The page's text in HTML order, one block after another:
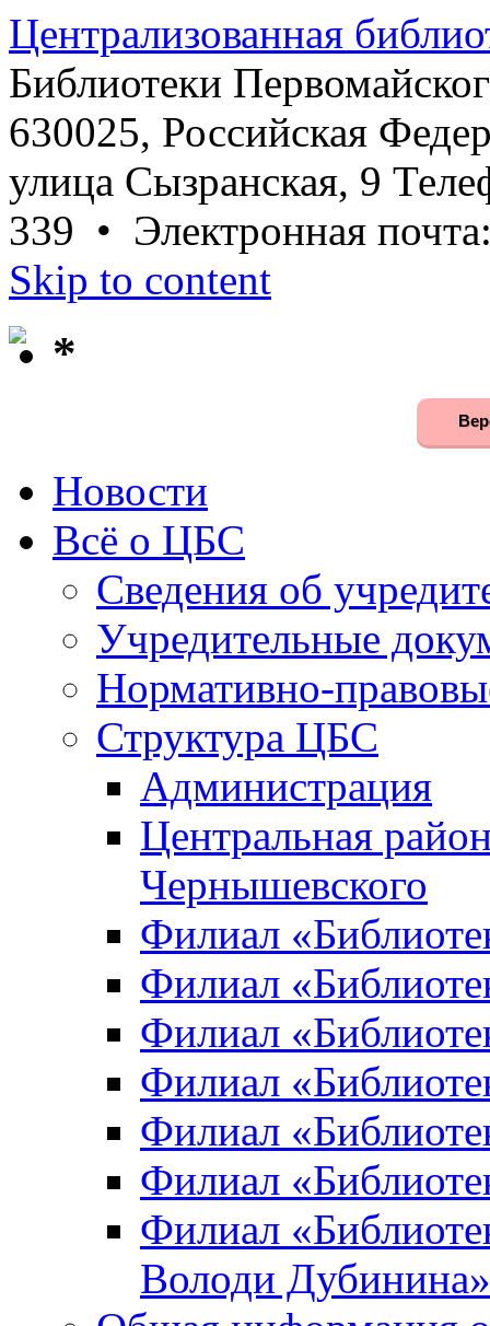
Централизованная
Библиотеки
630025, Российская
улица Сызранская, 9
339 • Электронная
Skip to content
*
Новости
Всё о ЦБС
Сведения об
Учредительные
Нормативно-
Структура ЦБС
Администрация
Центральная
Чернышевского
Филиал
Филиал
Филиал
Филиал
Филиал
Филиал
Филиал
Володи Дубинина»